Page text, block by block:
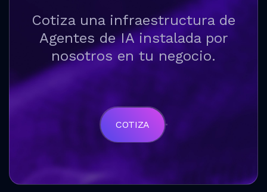
Cotiza una infraestructura de
Agentes de IA instalada por
nosotros en tu negocio.
COTIZA